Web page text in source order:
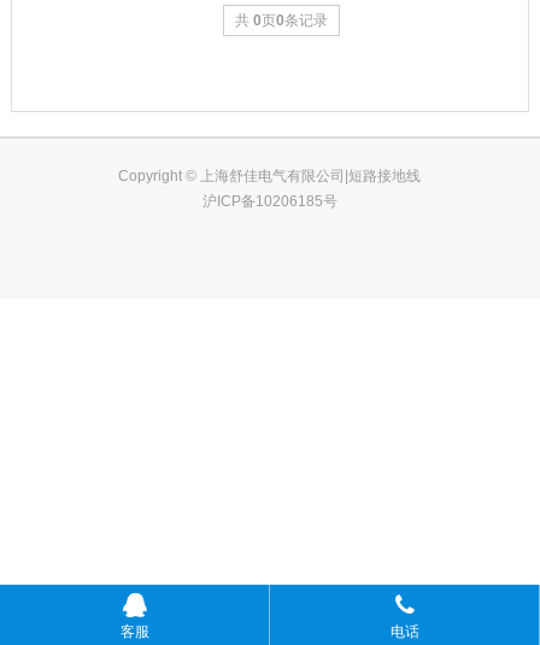
共0页0条记录
Copyright © 上海舒佳电气有限公司|短路接地线
沪ICP备10206185号
客服 电话